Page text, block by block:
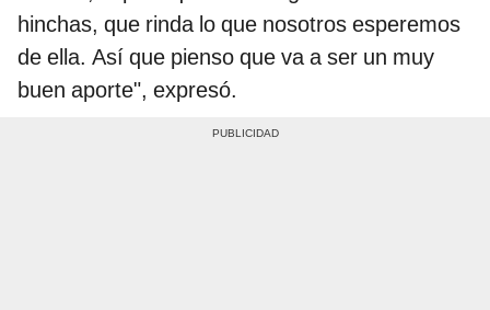
hinchas, que rinda lo que nosotros esperemos
de ella. Así que pienso que va a ser un muy
buen aporte", expresó.